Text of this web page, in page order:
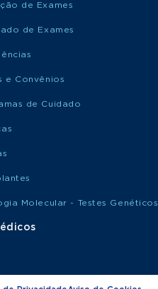
de Exames
de Exames
e Convênios
de Cuidado
Molecular - Testes Genéticos